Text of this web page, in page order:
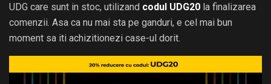
UDG care sunt in stoc, utilizand codul UDG20 la finalizarea
comenzii. Asa ca nu mai sta pe ganduri, e cel mai bun
moment sa iti achizitionezi case-ul dorit.